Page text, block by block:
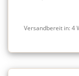
Versandbereit in:4